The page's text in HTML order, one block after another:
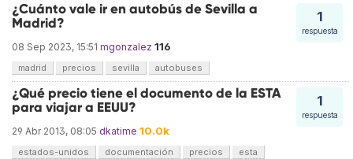
1
respuesta
¿Cuánto vale ir en autobús de Sevilla a
Madrid?
08 Sep 2023, 15:51 mgonzalez 116
madrid precios sevilla autobuses
1
respuesta
¿Qué precio tiene el documento de la ESTA
para viajar a EEUU?
29 Abr 2013, 08:05 dkatime 10.0k
estados-unidos documentación precios esta